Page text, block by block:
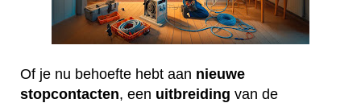
Of je nu behoefte hebt aan nieuwe
stopcontacten, een uitbreiding van de